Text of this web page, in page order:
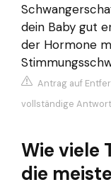
dein Baby gut
der Hormone
Antrag auf
vollständige
Wie viele
die